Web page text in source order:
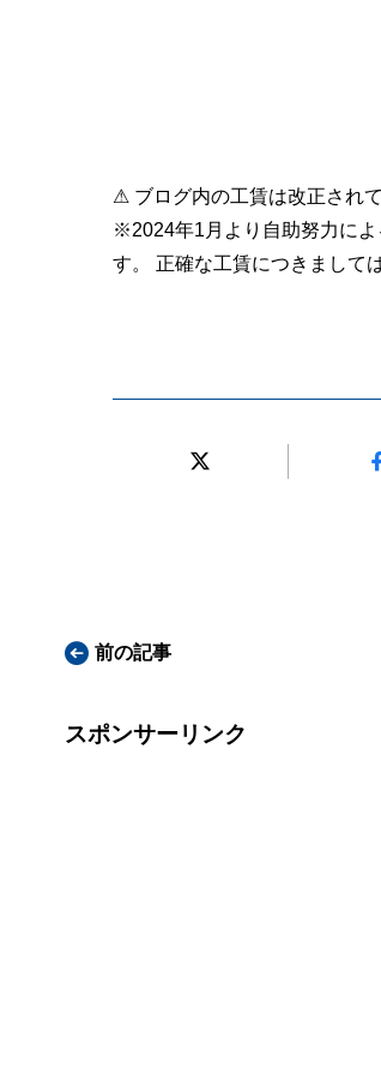
⚠ ブログ内の工賃は改正され
※2024年1月より自助努力によ
す。 正確な工賃につきまして
前の記事
スポンサーリンク